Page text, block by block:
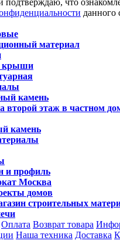
подтверждаю, что
данного
материал
крыши
камень
второй этаж в частном
камень
и профиль
Москва
домов
строительных
Оплата Возврат товара
Наша техника Доставка